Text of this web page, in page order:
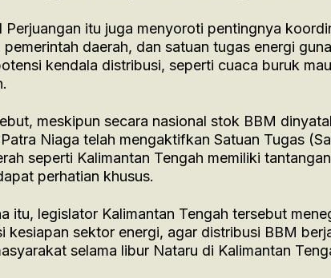
Perjuangan itu juga menyoroti pentingnya
pemerintah daerah, dan satuan tugas energi
kendala distribusi, seperti cuaca buruk
meskipun secara nasional stok BBM
Niaga telah mengaktifkan Satuan Tugas
seperti Kalimantan Tengah memiliki
perhatian khusus.
itu, legislator Kalimantan Tengah tersebut
kesiapan sektor energi, agar distribusi BBM
selama libur Nataru di Kalimantan